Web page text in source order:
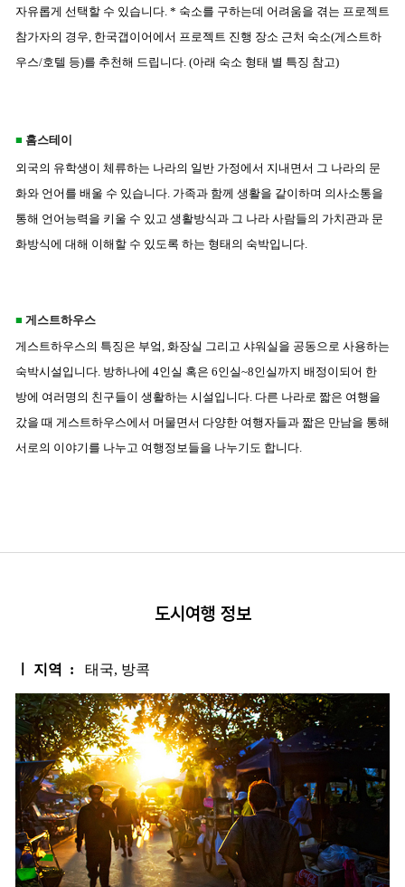
자유롭게 선택할 수 있습니다. * 숙소를 구하는데 어려움을 겪는 프로젝트
참가자의 경우, 한국갭이어에서 프로젝트 진행 장소 근처 숙소(게스트하
우스/호텔 등)를 추천해 드립니다. (아래 숙소 형태 별 특징 참고)
■ 홈스테이
외국의 유학생이 체류하는 나라의 일반 가정에서 지내면서 그 나라의 문
화와 언어를 배울 수 있습니다. 가족과 함께 생활을 같이하며 의사소통을
통해 언어능력을 키울 수 있고 생활방식과 그 나라 사람들의 가치관과 문
화방식에 대해 이해할 수 있도록 하는 형태의 숙박입니다.
■ 게스트하우스
게스트하우스의 특징은 부엌, 화장실 그리고 샤워실을 공동으로 사용하는
숙박시설입니다. 방하나에 4인실 혹은 6인실~8인실까지 배정이되어 한
방에 여러명의 친구들이 생활하는 시설입니다. 다른 나라로 짧은 여행을
갔을 때 게스트하우스에서 머물면서 다양한 여행자들과 짧은 만남을 통해
서로의 이야기를 나누고 여행정보들을 나누기도 합니다.
도시여행 정보
ㅣ 지역 : 태국, 방콕